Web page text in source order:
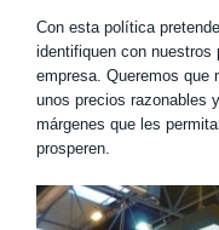
Con esta política
identifiquen con
empresa. Queremos que
unos precios razonables
márgenes que les
prosperen.